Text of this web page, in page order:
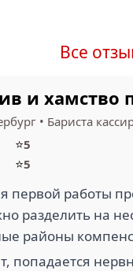
Все
и хамство
• Бариста
⭐5
⭐5
первой работы
разделить на
районы
попадается